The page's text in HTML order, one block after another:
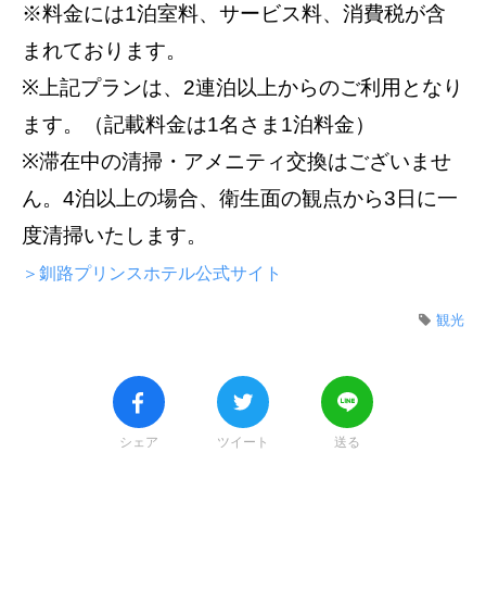
※料金には1泊室料、サービス料、消費税が含
まれております。
※上記プランは、2連泊以上からのご利用となり
ます。（記載料金は1名さま1泊料金）
※滞在中の清掃・アメニティ交換はございませ
ん。4泊以上の場合、衛生面の観点から3日に一
度清掃いたします。
＞釧路プリンスホテル公式サイト
観光
シェア ツイート 送る